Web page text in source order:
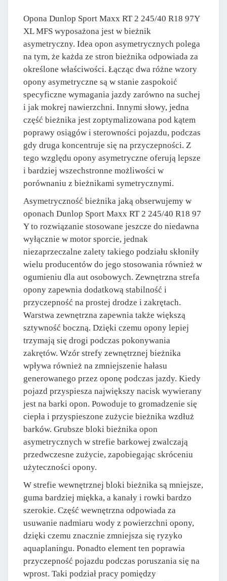
Opona Dunlop Sport Maxx RT 2 245/40 R18 97Y
XL MFS wyposażona jest w bieżnik
asymetryczny. Idea opon asymetrycznych polega
na tym, że każda ze stron bieżnika odpowiada za
określone właściwości. Łącząc dwa różne wzory
opony asymetryczne są w stanie zaspokoić
specyficzne wymagania jazdy zarówno na suchej
i jak mokrej nawierzchni. Innymi słowy, jedna
część bieżnika jest zoptymalizowana pod kątem
poprawy osiągów i sterowności pojazdu, podczas
gdy druga koncentruje się na przyczepności. Z
tego względu opony asymetryczne oferują lepsze
i bardziej wszechstronne możliwości w
porównaniu z bieżnikami symetrycznymi.
Asymetryczność bieżnika jaką obserwujemy w
oponach Dunlop Sport Maxx RT 2 245/40 R18 97
Y to rozwiązanie stosowane jeszcze do niedawna
wyłącznie w motor sporcie, jednak
niezaprzeczalne zalety takiego podziału skłoniły
wielu producentów do jego stosowania również w
ogumieniu dla aut osobowych. Zewnętrzna strefa
opony zapewnia dodatkową stabilność i
przyczepność na prostej drodze i zakrętach.
Warstwa zewnętrzna zapewnia także większą
sztywność boczną. Dzięki czemu opony lepiej
trzymają się drogi podczas pokonywania
zakrętów. Wzór strefy zewnętrznej bieżnika
wpływa również na zmniejszenie hałasu
generowanego przez oponę podczas jazdy. Kiedy
pojazd przyspiesza największy nacisk wywierany
jest na barki opon. Powoduje to gromadzenie się
ciepła i przyspieszone zużycie bieżnika wzdłuż
barków. Grubsze bloki bieżnika opon
asymetrycznych w strefie barkowej zwalczają
przedwczesne zużycie, zapobiegając skróceniu
użyteczności opony.
W strefie wewnętrznej bloki bieżnika są mniejsze,
guma bardziej miękka, a kanały i rowki bardzo
szerokie. Część wewnętrzna odpowiada za
usuwanie nadmiaru wody z powierzchni opony,
dzięki czemu znacznie zmniejsza się ryzyko
aquaplaningu. Ponadto element ten poprawia
przyczepność pojazdu podczas poruszania się na
wprost. Taki podział pracy pomiędzy